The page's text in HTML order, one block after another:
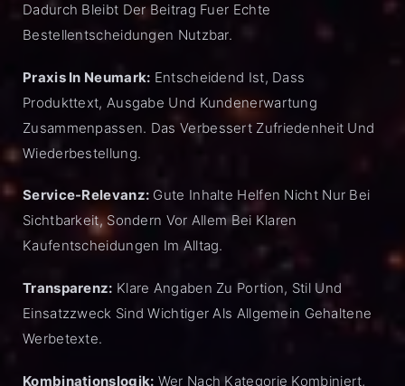
Dadurch Bleibt Der Beitrag Fuer Echte
Bestellentscheidungen Nutzbar.
Praxis In Neumark: Entscheidend Ist, Dass
Produkttext, Ausgabe Und Kundenerwartung
Zusammenpassen. Das Verbessert Zufriedenheit Und
Wiederbestellung.
Service-Relevanz: Gute Inhalte Helfen Nicht Nur Bei
Sichtbarkeit, Sondern Vor Allem Bei Klaren
Kaufentscheidungen Im Alltag.
Transparenz: Klare Angaben Zu Portion, Stil Und
Einsatzzweck Sind Wichtiger Als Allgemein Gehaltene
Werbetexte.
Kombinationslogik: Wer Nach Kategorie Kombiniert,